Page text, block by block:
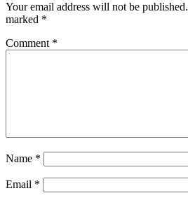
Your email address will not be published.
marked *
Comment *
Name *
Email *